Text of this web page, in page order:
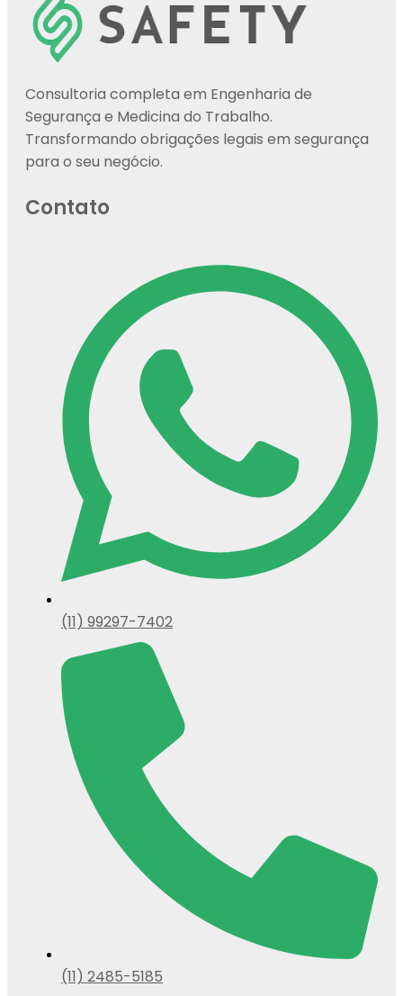
Consultoria completa em Engenharia de
Segurança e Medicina do Trabalho.
Transformando obrigações legais em segurança
para o seu negócio.
Contato
(11) 99297-7402
(11) 2485-5185